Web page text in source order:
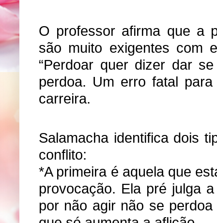
O professor afirma que a
são muito exigentes com
“Perdoar quer dizer dar
perdoa. Um erro fatal
carreira.
Salamacha identifica dois
conflito:
*A primeira é aquela que
provocação. Ela pré julga
por não agir não se